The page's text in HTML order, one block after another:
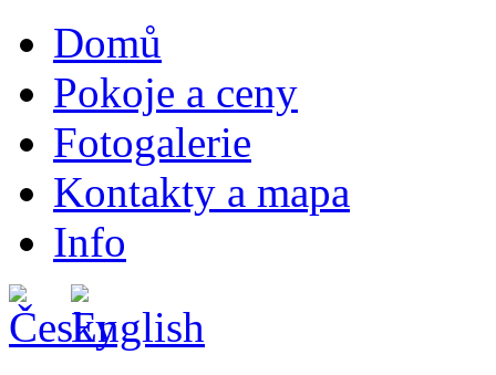
Domů
Pokoje a ceny
Fotogalerie
Kontakty a mapa
Info